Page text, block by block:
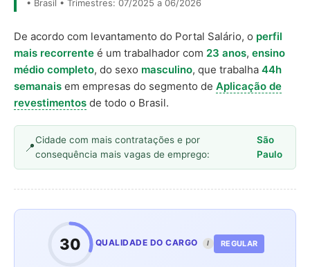
• Brasil • Trimestres: 07/2025 a 06/2026
De acordo com levantamento do Portal Salário, o perfil
mais recorrente é um trabalhador com 23 anos, ensino
médio completo, do sexo masculino, que trabalha 44h
semanais em empresas do segmento de Aplicação de
revestimentos de todo o Brasil.
Cidade com mais contratações e por
consequência mais vagas de emprego:
São
Paulo
30 QUALIDADE DO CARGO I REGULAR